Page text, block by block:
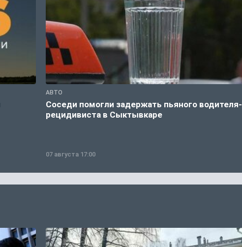
АВТО
Соседи помогли задержать пьяного водителя-
рецидивиста в Сыктывкаре
07 августа 17:00